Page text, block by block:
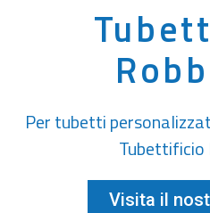
Per tubetti
Tubettificio
Visita il